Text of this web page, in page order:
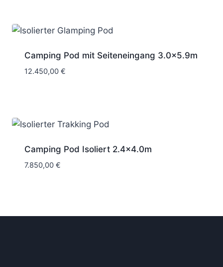
Camping Pod mit Seiteneingang 3.0×5.9m
12.450,00 €
Camping Pod Isoliert 2.4×4.0m
7.850,00 €